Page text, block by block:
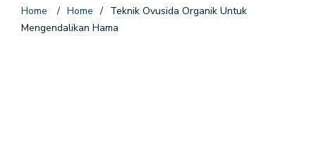
Home / Home / Teknik Ovusida Organik Untuk
Mengendalikan Hama